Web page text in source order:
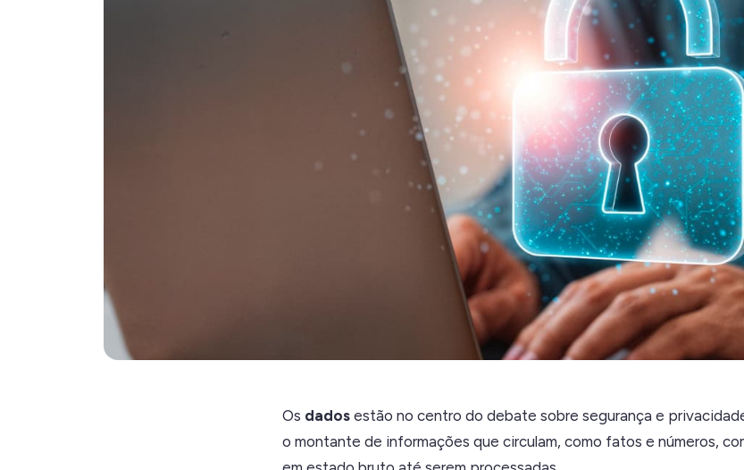
Os dados estão no centro do debate sobre segurança e
o montante de informações que circulam, como fatos e números,